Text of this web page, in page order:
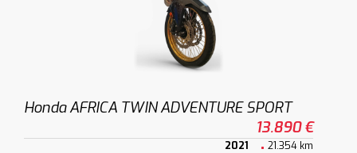
Honda AFRICA TWIN ADVENTURE SPORT
13.890 €
2021 21.354 km